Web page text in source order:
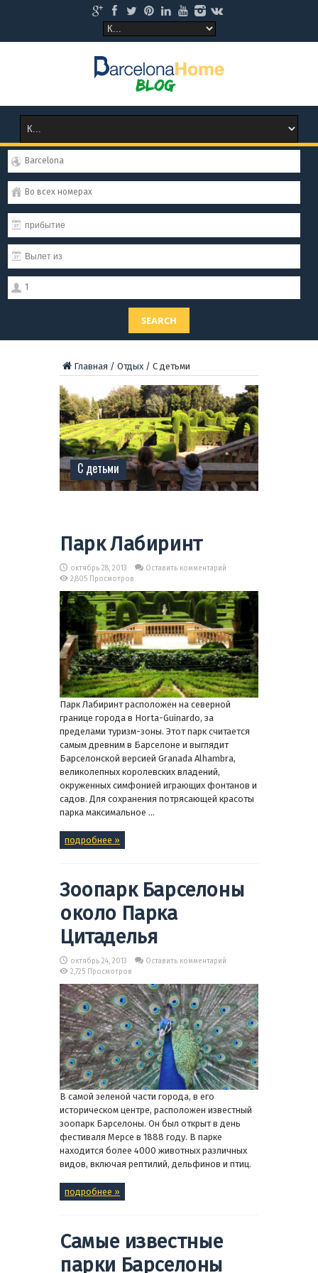
Barcelona
Во всех номерах
1
SEARCH
Главная / Отдых / С детьми
С детьми
Парк Лабиринт
октябрь 28, 2013
Оставить комментарий
2,805 Просмотров
Парк Лабиринт расположен на северной
границе города в Horta-Guinardo, за
пределами туризм-зоны. Этот парк считается
самым древним в Барселоне и выглядит
Барселонской версией Granada Alhambra,
великолепных королевских владений,
окруженных симфонией играющих фонтанов и
садов. Для сохранения потрясающей красоты
парка максимальное ...
подробнее »
Зоопарк Барселоны
около Парка
Цитаделья
октябрь 24, 2013
Оставить комментарий
2,725 Просмотров
В самой зеленой части города, в его
историческом центре, расположен известный
зоопарк Барселоны. Он был открыт в день
фестиваля Мерсе в 1888 году. В парке
находится более 4000 животных различных
видов, включая рептилий, дельфинов и птиц.
подробнее »
Самые известные
парки Барселоны